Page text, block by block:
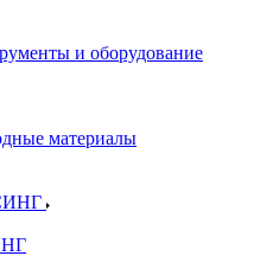
и оборудование
материалы